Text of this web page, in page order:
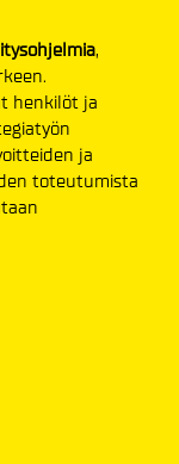
,
henkilöt ja
ja
toteutumista